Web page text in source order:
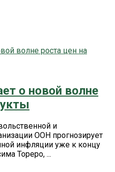
о новой волне
и
ООН прогнозирует
инфляции уже к концу
Тореро, ...